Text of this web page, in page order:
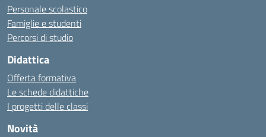
Personale scolastico
Famiglie e studenti
Percorsi di studio
Didattica
Offerta formativa
Le schede didattiche
I progetti delle classi
Novità